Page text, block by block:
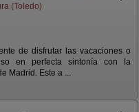
(Toledo)
de disfrutar las vacaciones o
en perfecta sintonía con la
Madrid. Este a ...